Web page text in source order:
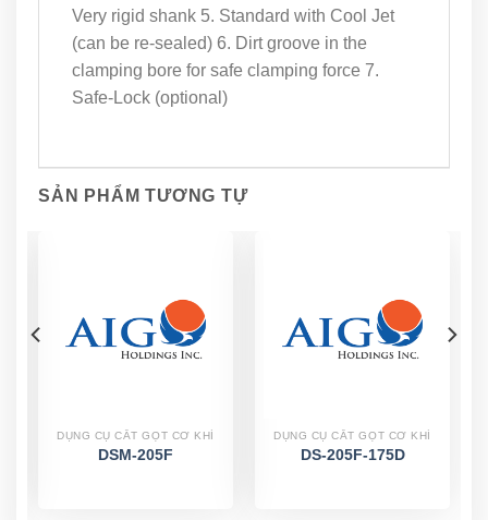
Very rigid shank 5. Standard with Cool Jet
(can be re-sealed) 6. Dirt groove in the
clamping bore for safe clamping force 7.
Safe-Lock (optional)
SẢN PHẨM TƯƠNG TỰ
DỤNG CỤ CẮT GỌT CƠ KHÍ
DSM-205F
DỤNG CỤ CẮT GỌT CƠ KHÍ
DS-205F-175D